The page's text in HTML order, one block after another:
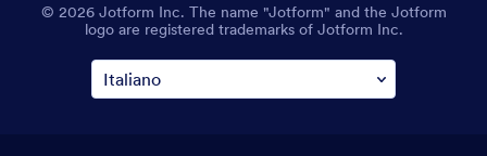
© 2026 Jotform Inc. The name "Jotform" and the Jotform
logo are registered trademarks of Jotform Inc.